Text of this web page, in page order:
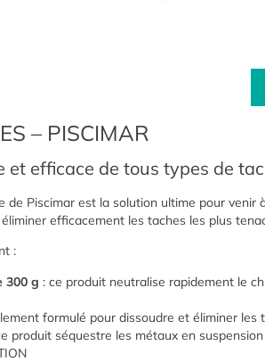
– PISCIMAR
efficace de tous types de
de Piscimar est la solution ultime pour
efficacement les taches les plus
:
300 g : ce produit neutralise rapidement le
formulé pour dissoudre et éliminer
produit séquestre les métaux en